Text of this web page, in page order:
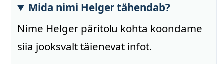
Mida nimi Helger tähendab?
Nime Helger päritolu kohta koondame
siia jooksvalt täienevat infot.